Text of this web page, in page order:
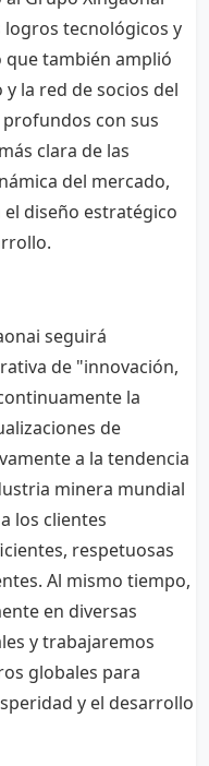
tecnológicos y
que también amplió
la red de socios del
con sus
clara de las
del mercado,
diseño estratégico
seguirá
de "innovación,
la
de
a la tendencia
minera mundial
los clientes
respetuosas
Al mismo tiempo,
en diversas
y trabajaremos
globales para
y el desarrollo